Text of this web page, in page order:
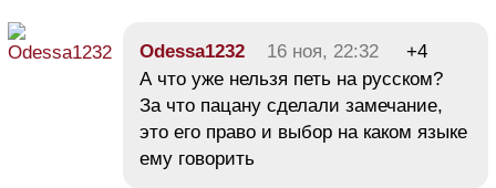
Odessa1232 16 ноя, 22:32
+4
А что уже нельзя петь на русском?
За что пацану сделали замечание,
это его право и выбор на каком языке
ему говорить